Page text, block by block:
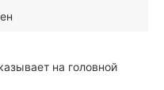
на головной